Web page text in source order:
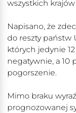
wszystkich krajów
Napisano, że
do reszty państw
których jedynie
negatywnie, a 10
pogorszenie.
Mimo braku
prognozowanej